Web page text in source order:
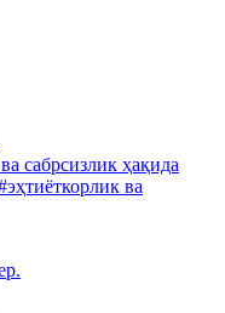
сабрсизлик ҳақида
ва